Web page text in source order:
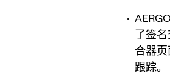
了签
合器
跟踪。